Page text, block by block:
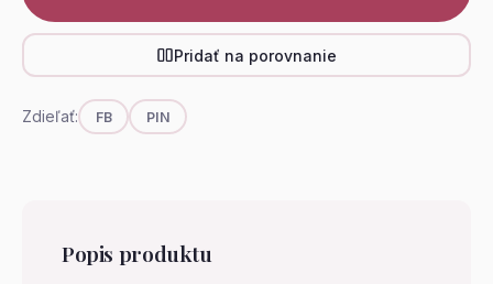
Pridať na porovnanie
Zdieľať: FB PIN
Popis produktu